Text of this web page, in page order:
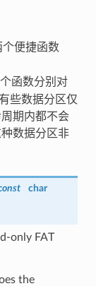
个便捷函数
函数分别对
些数据分区仅
期内都不会
数据分区非
char
only FAT
the